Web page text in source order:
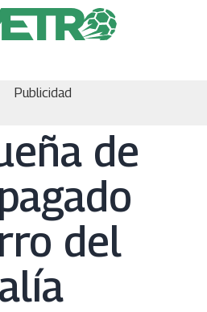
Publicidad
de
del